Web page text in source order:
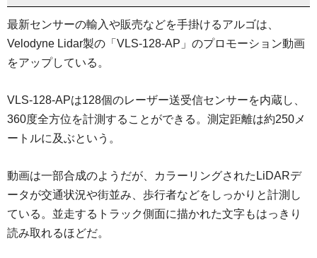
最新センサーの輸入や販売などを手掛けるアルゴは、
Velodyne Lidar製の「VLS-128-AP」のプロモーション動画
をアップしている。
VLS-128-APは128個のレーザー送受信センサーを内蔵し、
360度全方位を計測することができる。測定距離は約250メ
ートルに及ぶという。
動画は一部合成のようだが、カラーリングされたLiDARデ
ータが交通状況や街並み、歩行者などをしっかりと計測し
ている。並走するトラック側面に描かれた文字もはっきり
読み取れるほどだ。